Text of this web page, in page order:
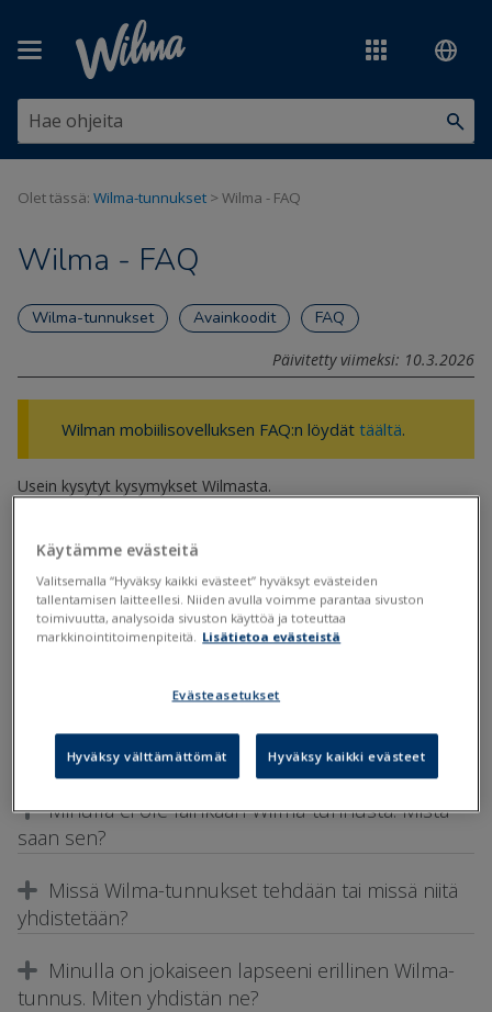
Olet tässä: Wilma-tunnukset >Wilma - FAQ
Wilma - FAQ
Wilma-tunnukset Avainkoodit
FAQ
Päivitetty viimeksi: 10.3.2026
Wilman mobiilisovelluksen FAQ:n löydät täältä.
Usein kysytyt kysymykset Wilmasta.
Kirjautuminen Wilmaan
Miksi kirjautuminen Wilmaan ei onnistu?
Olen unohtanut Wilma-salasanani. Mitä teen?
Wilma-tunnuksen luonti ja hallinta
Minulla ei ole lainkaan Wilma-tunnusta. Mistä
saan sen?
Missä Wilma-tunnukset tehdään tai missä niitä
yhdistetään?
Minulla on jokaiseen lapseeni erillinen Wilma-
tunnus. Miten yhdistän ne?
Käytämme evästeitä
Valitsemalla “Hyväksy kaikki evästeet” hyväksyt evästeiden
tallentamisen laitteellesi. Niiden avulla voimme parantaa sivuston
toimivuutta, analysoida sivuston käyttöä ja toteuttaa
markkinointitoimenpiteitä. Lisätietoa evästeistä
Evästeasetukset
Hyväksy välttämättömät Hyväksy kaikki evästeet